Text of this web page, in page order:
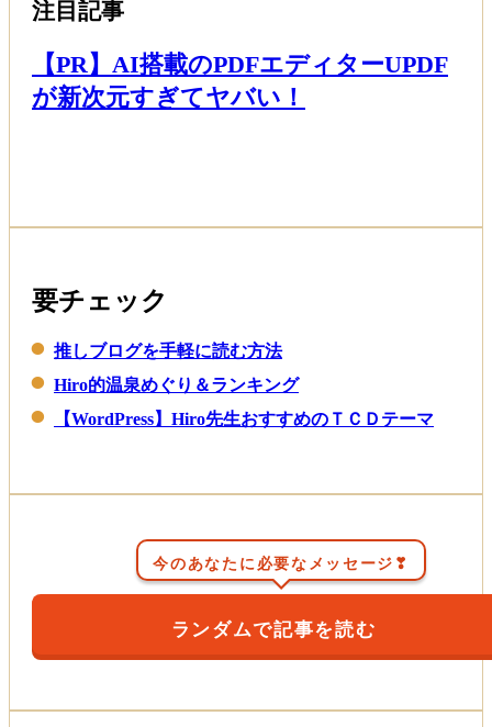
注目記事
【PR】AI搭載のPDFエディターUPDF
が新次元すぎてヤバい！
要チェック
推しブログを手軽に読む方法
Hiro的温泉めぐり＆ランキング
【WordPress】Hiro先生おすすめのＴＣＤテーマ
今のあなたに必要なメッセージ❣
ランダムで記事を読む